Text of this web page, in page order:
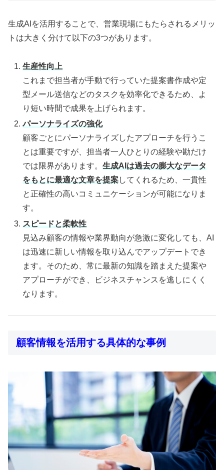
生成AIを活用することで、営業現場にもたらされるメリッ
トは大きく分けて以下の3つがあります。
生産性向上
これまで担当者が手動で行っていた提案書作成や定
型メール送信などのタスクを効率化できるため、よ
り短い時間で成果を上げられます。
パーソナライズの強化
顧客ごとにパーソナライズしたアプローチを行うこ
とは重要ですが、担当者一人ひとりの経験や勘だけ
では限界があります。生成AIは過去の膨大なデータ
をもとに最適な文章を提案してくれるため、一貫性
と正確性の高いコミュニケーションが可能になりま
す。
スピードと柔軟性
見込み顧客の情報や業界動向が急激に変化しても、AI
は迅速に新しい情報を取り込んでアップデートでき
ます。そのため、常に最新の知識を踏まえた提案や
アプローチができ、ビジネスチャンスを逃しにくく
なります。
顧客情報を活用する具体的な事例